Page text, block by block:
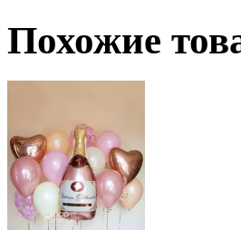
Похожие